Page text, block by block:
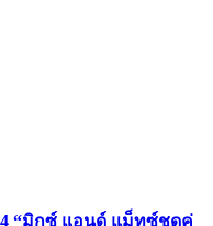
“มิกซ์ แอนด์ แม็ทซ์ชุดคู่